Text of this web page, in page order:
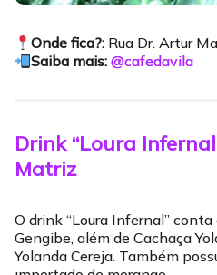
Onde fica?: Rua Dr. Artur
Saiba mais:@cafedavila
Drink “Loura
Matriz
O drink “Loura Infernal”
Gengibe, além de Cachaça
Yolanda Cereja. Também